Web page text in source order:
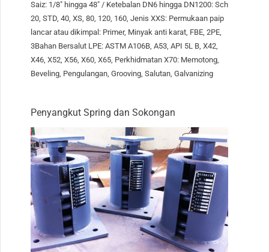
Saiz: 1/8″ hingga 48″ / Ketebalan DN6 hingga DN1200: Sch
20, STD, 40, XS, 80, 120, 160, Jenis XXS: Permukaan paip
lancar atau dikimpal: Primer, Minyak anti karat, FBE, 2PE,
3Bahan Bersalut LPE: ASTM A106B, A53, API 5L B, X42,
X46, X52, X56, X60, X65, Perkhidmatan X70: Memotong,
Beveling, Pengulangan, Grooving, Salutan, Galvanizing
Penyangkut Spring dan Sokongan